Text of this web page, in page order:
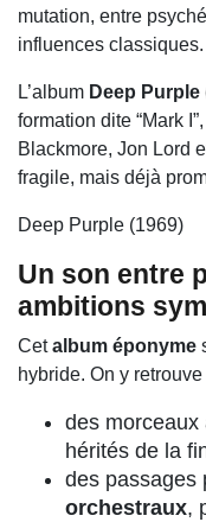
mutation, entre
influences classiques.
L’album Deep Purple
formation dite “Mark
Blackmore, Jon Lord
fragile, mais déjà
Deep Purple (1969)
Un son entre
ambitions
Cetalbum éponyme
hybride. On y retrouve
des morceaux
hérités de la
des passages
orchestraux,